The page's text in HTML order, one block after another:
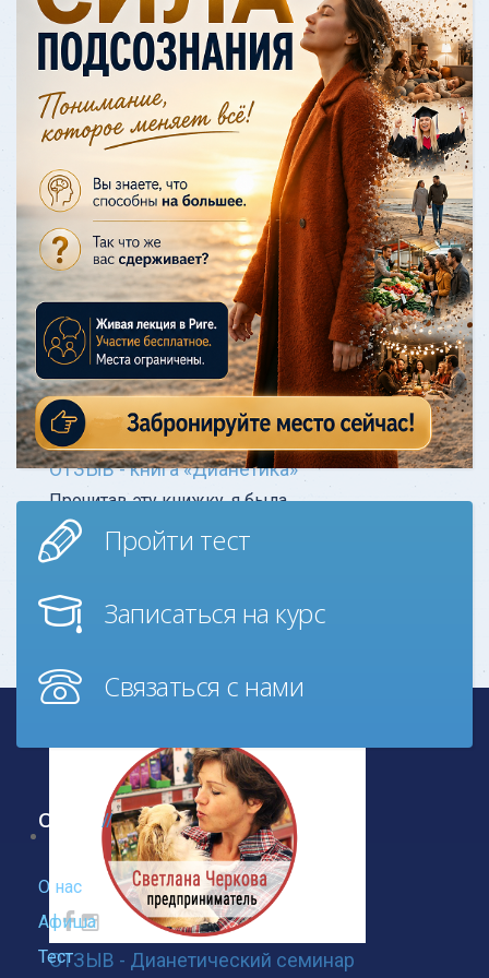
После одитинга, я чётко понимал
источник моих головных болей за
последний год — это было из-за
случая с велосипедом, хотя мне и
казалос
Узнать больше
ОТЗЫВ - книга «Дианетика»
Прочитав эту книжку, я была
шокирована. Я поняла, почему я
реагировала так остро, почему я не
Узнать больше
ОТЗЫВ - Дианетический семинар
Пройти тест
Записаться на курс
Связаться с нами
О нас
О нас
Афиша
Тест